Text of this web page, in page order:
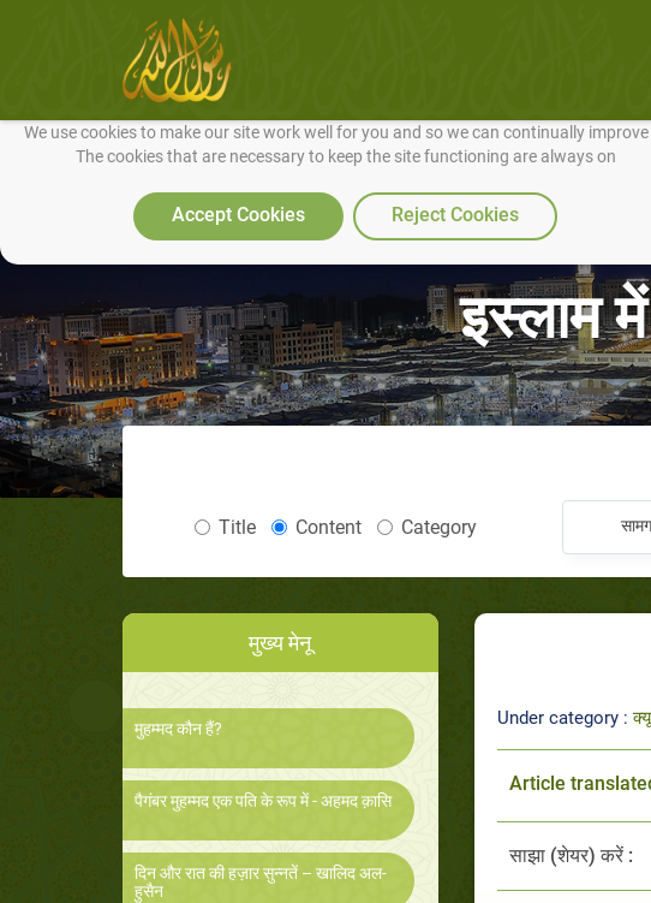
We use cookies to make our site work well for you and so we can continually improve
The cookies that are necessary to keep the site functioning are always on
Accept Cookies Reject Cookies
इस्लाम
Title Content Category
मुख्य मेनू
मुहम्मद कौन हैं?
पैगंबर मुहम्मद एक पति के रूप में - अहमद क़ासि
दिन और रात की हज़ार सुन्नतें – खालिद अल-
हुसैन
Under category :
Article
साझा (शेयर) करें :